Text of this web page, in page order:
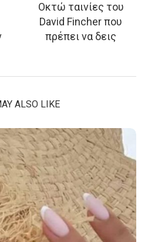
Οκτώ ταινίες του
David Fincher που
πρέπει να δεις
ALSO LIKE